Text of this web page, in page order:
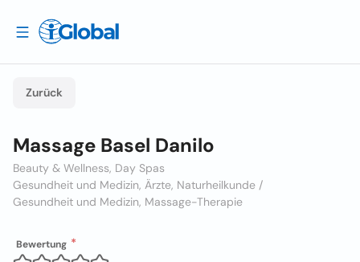
Zurück
Massage Basel Danilo
Beauty & Wellness, Day Spas
Gesundheit und Medizin, Ärzte, Naturheilkunde /
Gesundheit und Medizin, Massage-Therapie
Bewertung